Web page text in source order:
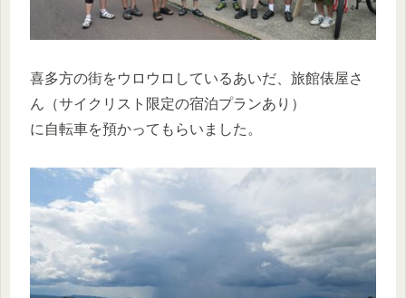
喜多方の街をウロウロしているあいだ、旅館俵屋さ
ん（サイクリスト限定の宿泊プランあり）
に自転車を預かってもらいました。